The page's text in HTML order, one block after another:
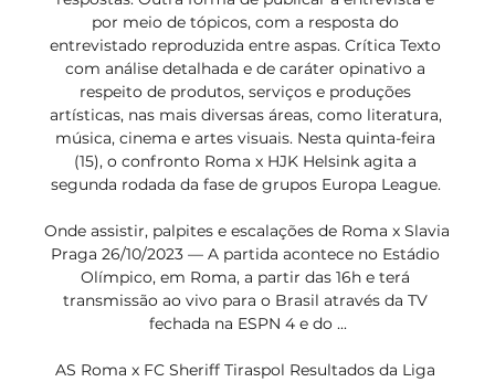
por meio de tópicos, com a resposta do
entrevistado reproduzida entre aspas. Crítica Texto
com análise detalhada e de caráter opinativo a
respeito de produtos, serviços e produções
artísticas, nas mais diversas áreas, como literatura,
música, cinema e artes visuais. Nesta quinta-feira
(15), o confronto Roma x HJK Helsink agita a
segunda rodada da fase de grupos Europa League.
Onde assistir, palpites e escalações de Roma x Slavia
Praga 26/10/2023 — A partida acontece no Estádio
Olímpico, em Roma, a partir das 16h e terá
transmissão ao vivo para o Brasil através da TV
fechada na ESPN 4 e do ...
AS Roma x FC Sheriff Tiraspol Resultados da Liga